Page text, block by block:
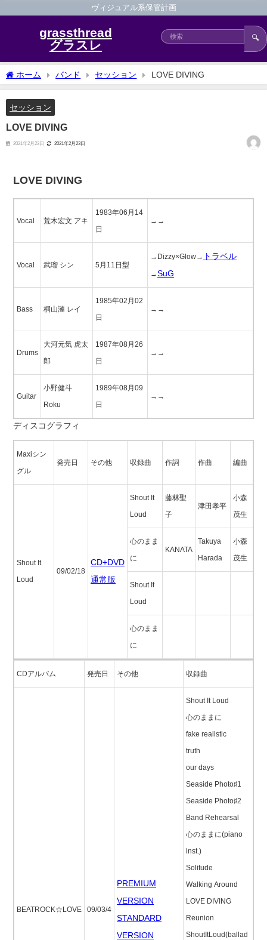
ヴィジュアル系保管計画
grassthread
グラスレ
🔍
ホーム バンド セッション LOVE DIVING
セッション
LOVE DIVING
2021年2月23日 2021年2月23日
LOVE DIVING
Vocal 荒木宏文 アキ
1983年06月14
日
→→
Vocal 武瑠 シン 5月11日型
→Dizzy×Glow→ トラベル
→SuG
Bass 桐山漣 レイ
1985年02月02
日
→→
Drums
大河元気 虎太
郎
1987年08月26
日
→→
Guitar
小野健斗
Roku
1989年08月09
日
→→
ディスコグラフィ
Maxiシン
グル
発売日 その他 収録曲 作詞 作曲 編曲
Shout It
Loud
09/02/18
CD+DVD
通常版
Shout It
Loud
藤林聖
子
津田孝平
小森
茂生
心のまま
に
KANATA
Takuya
Harada
小森
茂生
Shout It
Loud
心のまま
に
CDアルバム 発売日 その他 収録曲
BEATROCK☆LOVE 09/03/4
PREMIUM
VERSION
STANDARD
VERSION
Shout It Loud
心のままに
fake realistic
truth
our days
Seaside Photo♯1
Seaside Photo♯2
Band Rehearsal
心のままに(piano
inst.)
Solitude
Walking Around
LOVE DIVING
Reunion
ShoutItLoud(ballad